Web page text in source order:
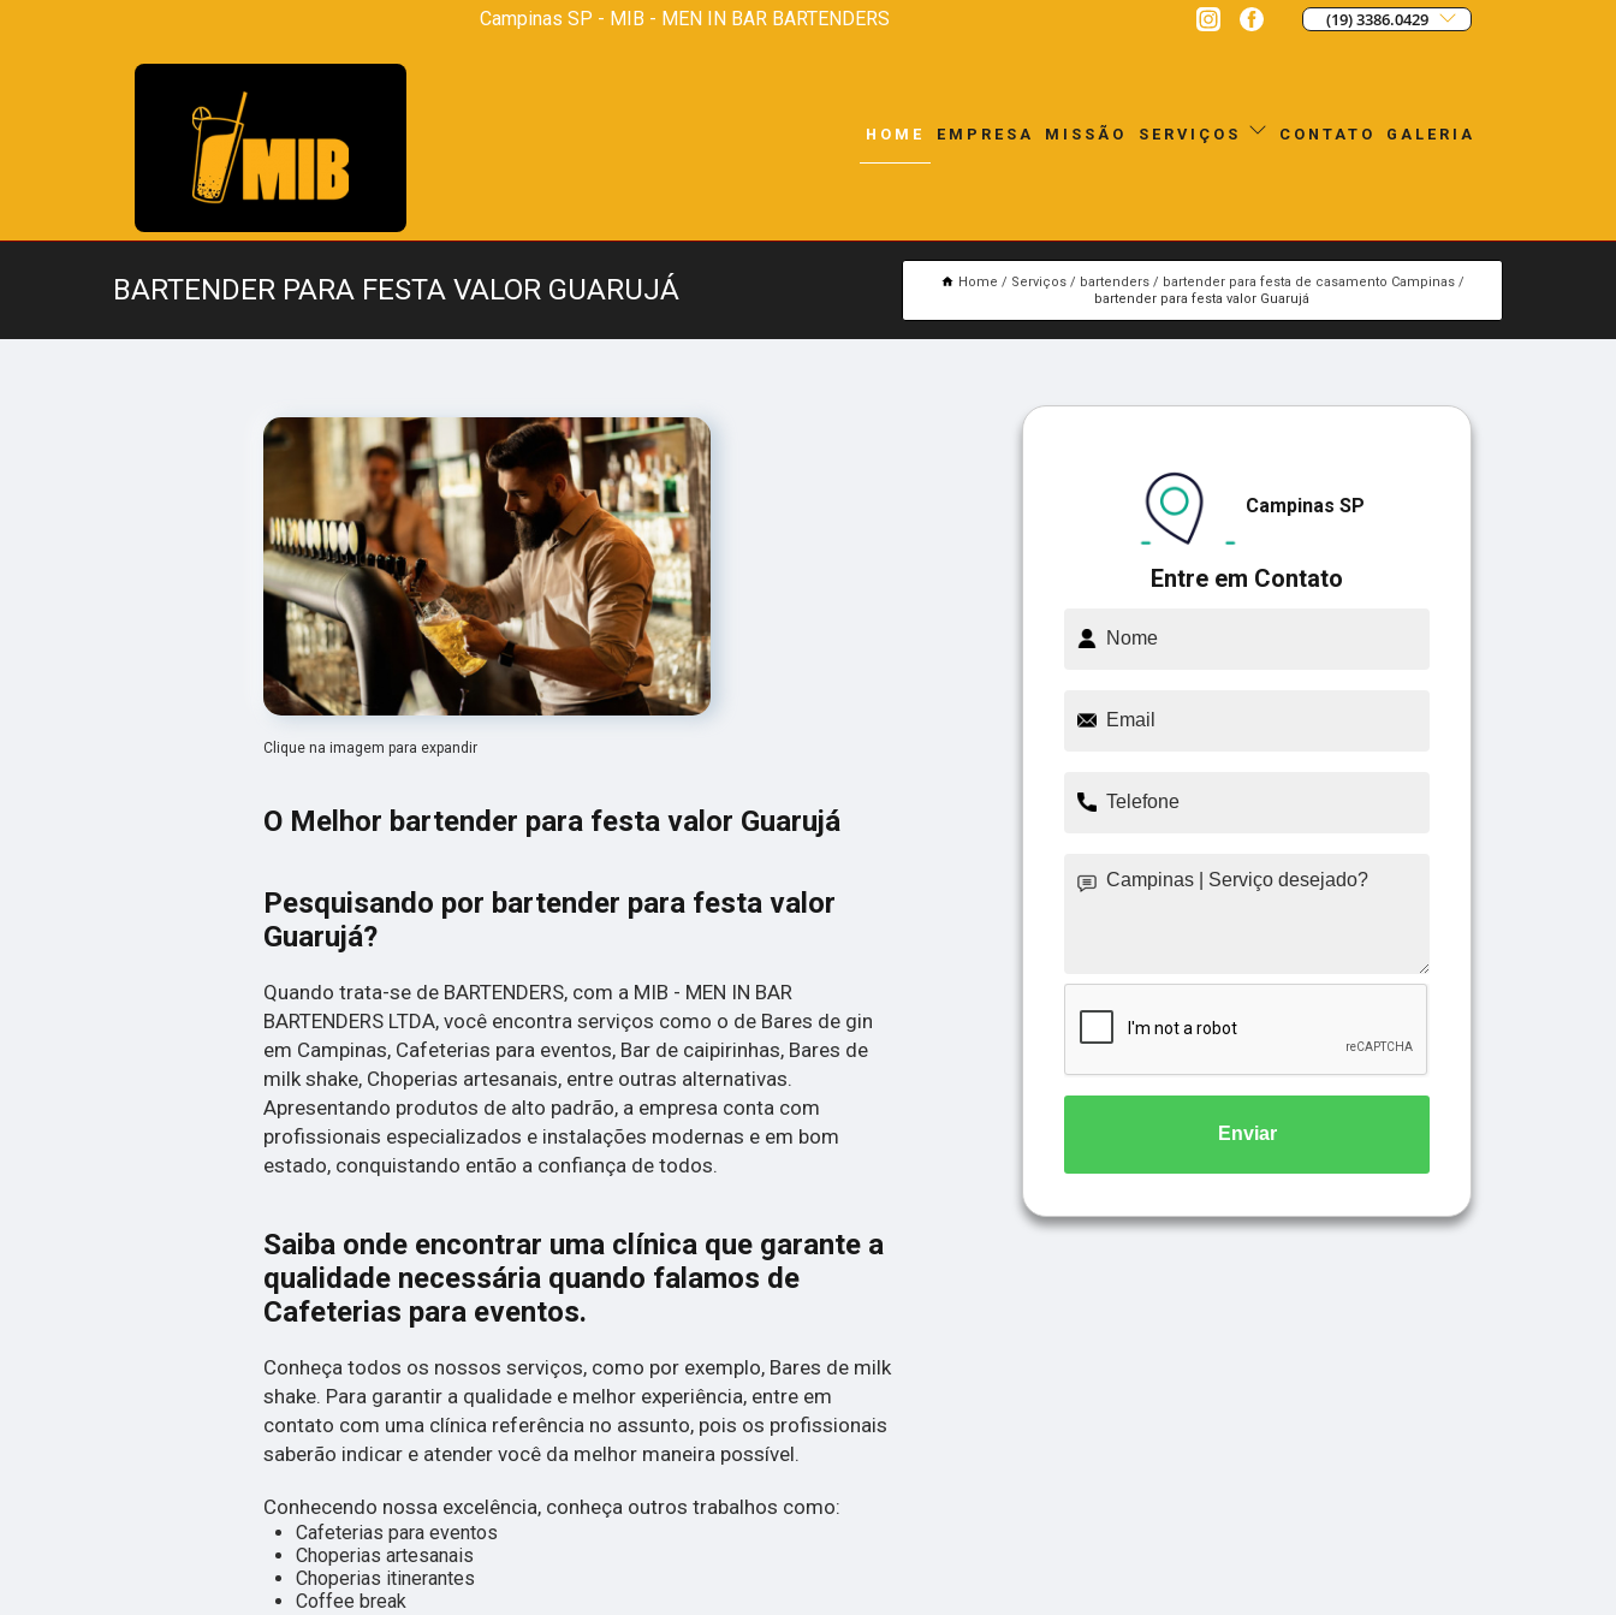
Campinas SP - MIB - MEN IN BAR BARTENDERS (19) 3386.0429
HOME EMPRESA MISSÃO SERVIÇOS CONTATO GALERIA
BARTENDER PARA FESTA VALOR GUARUJÁ Home Serviços bartenders
bartender para festa de casamento Campinas
bartender para festa valor Guarujá
Clique na imagem para expandir
O Melhor bartender para festa valor Guarujá
Pesquisando por bartender para festa valor
Guarujá?
Quando trata-se de BARTENDERS, com a MIB - MEN IN BAR
BARTENDERS LTDA, você encontra serviços como o de Bares de gin
em Campinas, Cafeterias para eventos, Bar de caipirinhas, Bares de
milk shake, Choperias artesanais, entre outras alternativas.
Apresentando produtos de alto padrão, a empresa conta com
profissionais especializados e instalações modernas e em bom
estado, conquistando então a confiança de todos.
Saiba onde encontrar uma clínica que garante a
qualidade necessária quando falamos de
Cafeterias para eventos.
Conheça todos os nossos serviços, como por exemplo, Bares de milk
shake. Para garantir a qualidade e melhor experiência, entre em
contato com uma clínica referência no assunto, pois os profissionais
saberão indicar e atender você da melhor maneira possível.
Conhecendo nossa excelência, conheça outros trabalhos como:
Cafeterias para eventos
Choperias artesanais
Choperias itinerantes
Coffee break
Entre em Contato
Campinas SP
Enviar